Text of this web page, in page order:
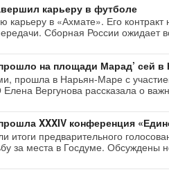
карьеру в футболе
карьеру в «Ахмате». Его
Сборная России
на площади Марад’ сей в
прошла в Нарьян-Маре с
Вергунова рассказала о
XXXIV конференция
итоги предварительного
за места в Госдуме. Обсуждены